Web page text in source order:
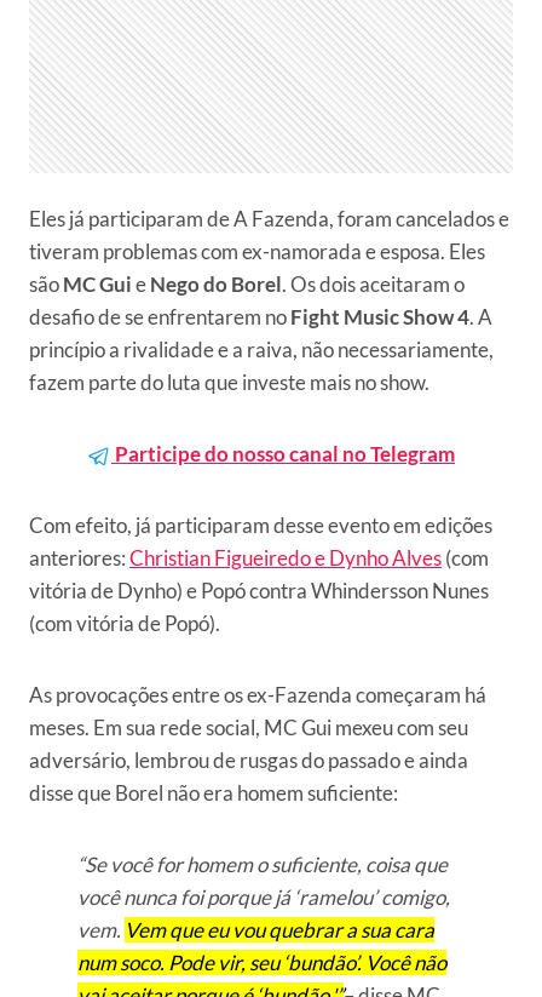
Eles já participaram de A Fazenda, foram cancelados e
tiveram problemas com ex-namorada e esposa. Eles
sãoMC GuieNego do Borel. Os dois aceitaram o
desafio de se enfrentarem noFight Music Show 4. A
princípio a rivalidade e a raiva, não necessariamente,
fazem parte do luta que investe mais no show.
Participe do nosso canal no Telegram
Com efeito, já participaram desse evento em edições
anteriores:Christian Figueiredo e Dynho Alves(com
vitória de Dynho) e Popó contra Whindersson Nunes
(com vitória de Popó).
As provocações entre os ex-Fazenda começaram há
meses. Em sua rede social, MC Gui mexeu com seu
adversário, lembrou de rusgas do passado e ainda
disse que Borel não era homem suficiente:
“Se você for homem o suficiente, coisa que
você nunca foi porque já ‘ramelou’ comigo,
vem. Vem que eu vou quebrar a sua cara
num soco. Pode vir, seu ‘bundão’. Você não